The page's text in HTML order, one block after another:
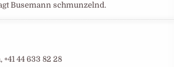
Busemann schmunzelnd.
44 633 82 28